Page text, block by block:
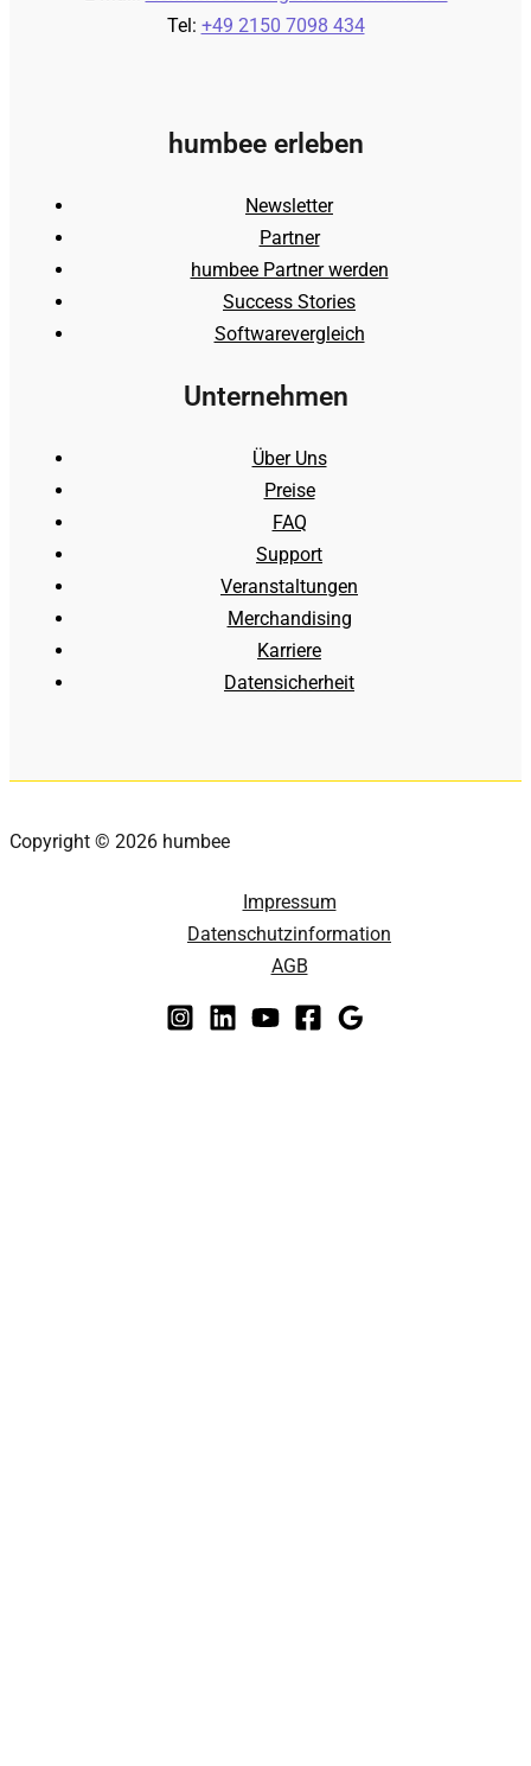
Tel: +49 2150 7098 434
humbee erleben
Newsletter
Partner
humbee Partner werden
Success Stories
Softwarevergleich
Unternehmen
Über Uns
Preise
FAQ
Support
Veranstaltungen
Merchandising
Karriere
Datensicherheit
Copyright © 2026 humbee
Impressum
Datenschutzinformation
AGB